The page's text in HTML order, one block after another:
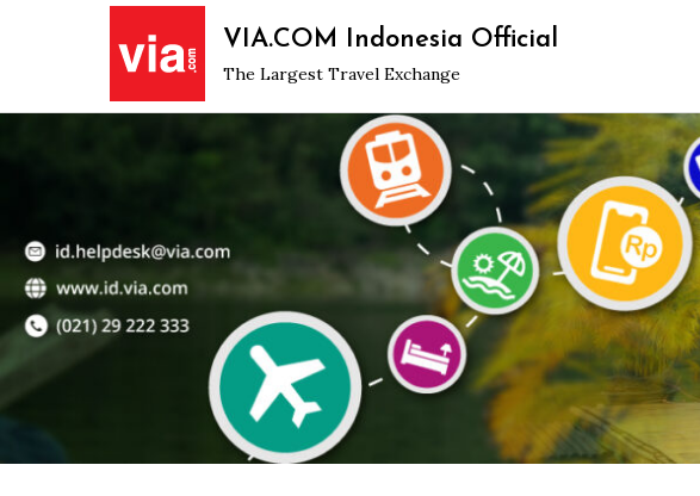
VIA.COM Indonesia Official
The Largest Travel Exchange